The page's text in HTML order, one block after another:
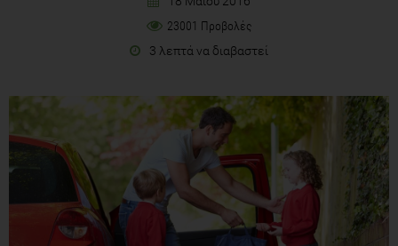
23001 Προβολές
3 λεπτά να διαβαστεί